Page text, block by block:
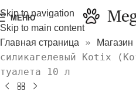
Skip to navigation
Skip to main content
МЕНЮ
Главная страница » Магазин
силикагелевый Kotix
туалета 10 л